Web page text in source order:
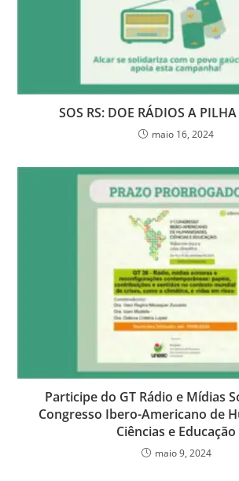
SOS RS: DOE RÁDIOS A
maio 16, 2024
Participe do GT Rádio e Mídias
Congresso Ibero-Americano de
Ciências e Educação
maio 9, 2024